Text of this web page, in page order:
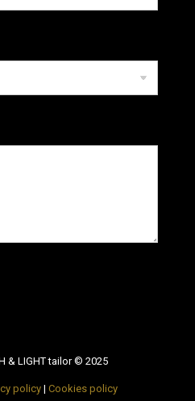
& LIGHT tailor © 2025
policy| Cookies policy